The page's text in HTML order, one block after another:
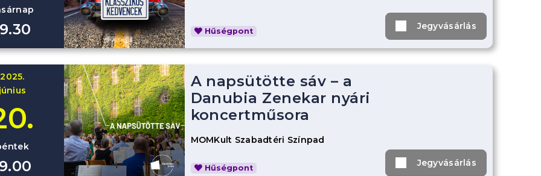
Hűségpont Jegyvásárlás
2025.
A napsütötte sáv – a
Danubia Zenekar nyári
koncertműsora
MOMKult Szabadtéri Színpad
Hűségpont Jegyvásárlás